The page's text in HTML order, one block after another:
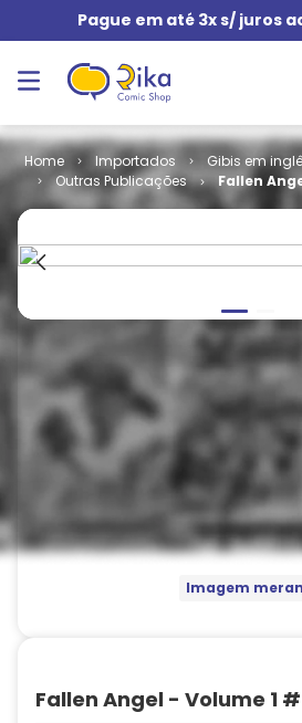
Pague em até 3x s/ juros
Importados
Gibis em
Outras Publicações
Fallen
Volume 1 #
Imagem
Fallen Angel - Volume 1